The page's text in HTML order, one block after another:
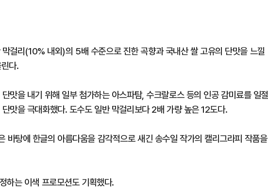
걸리(10% 내외)의 5배 수준으로 진한 곡향과 국내산 쌀 고유의 단맛을 느낄
다.
맛을 내기 위해 일부 첨가하는 아스파탐, 수크랄로스 등의 인공 감미료를 일
맛을 극대화했다. 도수도 일반 막걸리보다 2배 가량 높은 12도다.
바탕에 한글의 아름다움을 감각적으로 새긴 송수일 작가의 캘리그라피 작품을
하는 이색 프로모션도 기획했다.